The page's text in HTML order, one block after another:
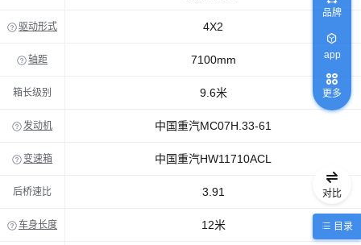
驱动形式 4X2
轴距 7100mm
箱长级别 9.6米
发动机 中国重汽MC07H.33-61
变速箱 中国重汽HW11710ACL
后桥速比 3.91
车身长度 12米
对比
目录
品牌
app
更多